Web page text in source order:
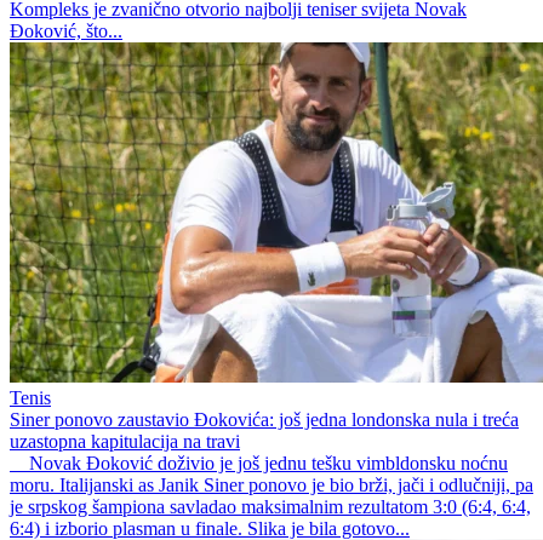
Kompleks je zvanično otvorio najbolji teniser svijeta Novak
Đoković, što...
Tenis
Siner ponovo zaustavio Đokovića: još jedna londonska nula i treća
uzastopna kapitulacija na travi
Novak Đoković doživio je još jednu tešku vimbldonsku noćnu
moru. Italijanski as Janik Siner ponovo je bio brži, jači i odlučniji, pa
je srpskog šampiona savladao maksimalnim rezultatom 3:0 (6:4, 6:4,
6:4) i izborio plasman u finale. Slika je bila gotovo...